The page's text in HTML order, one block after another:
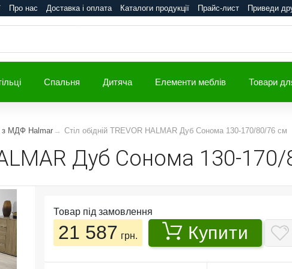
Про нас Доставка і оплата Каталоги продукції Прайс-лист Приведи
Спальня Дитяча Елементи меблів Товари
з МДФ Halmar Cтіл обідній TREVOR HALMAR Дуб Сонома 130-170/80/76 см
Дуб Сонома 130-
Товар під замовлення
21 587 грн. Купити